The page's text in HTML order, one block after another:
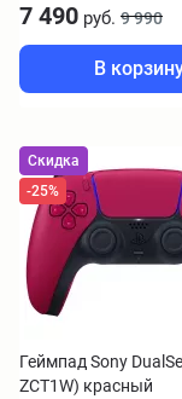
7 490 руб. 9 990
В
Скидка
-25%
Геймпад Sony
ZCT1W) красный